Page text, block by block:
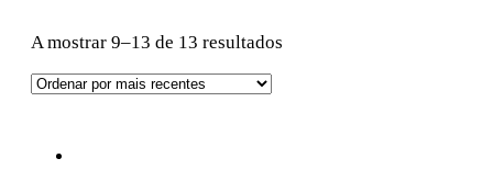
A mostrar 9–13 de 13 resultados